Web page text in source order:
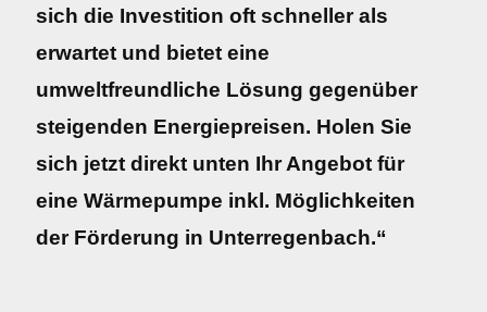
sich die Investition oft schneller als
erwartet und bietet eine
umweltfreundliche Lösung gegenüber
steigenden Energiepreisen. Holen Sie
sich jetzt direkt unten Ihr Angebot für
eine Wärmepumpe inkl. Möglichkeiten
der Förderung in Unterregenbach.“